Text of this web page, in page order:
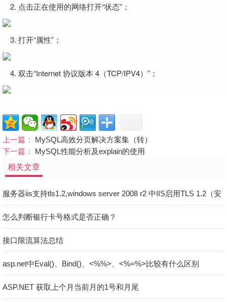
2. 点击正在使用的网络打开“状态”；
3. 打开“属性”；
4. 双击“Internet 协议版本 4（TCP/IPV4）”；
上一篇： MySQL高效分页解决方案集（转）
下一篇： MySQL性能分析及explain的使用
相关文章
服务器iis支持tls1.2,windows server 2008 r2 中IIS启用TLS 1.2（安
装SSL后用TLS 1.2）
怎么判断银行卡号格式是否正确？
接口限流算法总结
asp.net中Eval()、Bind()、<%%>、<%=%>比较有什么区别
ASP.NET 获取上个月当前月的1号和月尾